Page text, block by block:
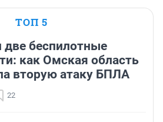
ТОП 5
беспилотные
как Омская область
вторую атаку БПЛА
22